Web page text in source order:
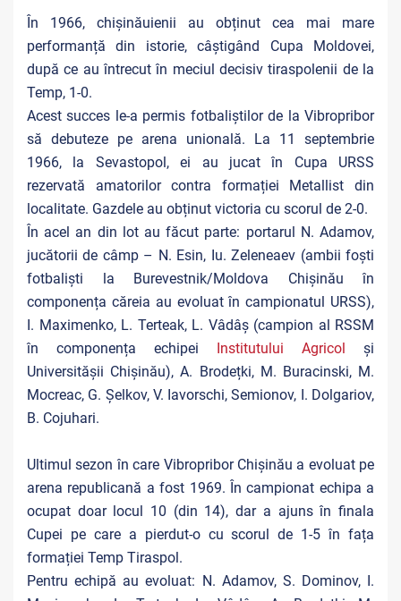
În 1966, chișinăuienii au obținut cea mai mare
performanță din istorie, câștigând Cupa Moldovei,
după ce au întrecut în meciul decisiv tiraspolenii de la
Temp, 1-0.
Acest succes le-a permis fotbaliștilor de la Vibropribor
să debuteze pe arena unională. La 11 septembrie
1966, la Sevastopol, ei au jucat în Cupa URSS
rezervată amatorilor contra formației Metallist din
localitate. Gazdele au obținut victoria cu scorul de 2-0.
În acel an din lot au făcut parte: portarul N. Adamov,
jucătorii de câmp – N. Esin, Iu. Zeleneaev (ambii foști
fotbaliști la Burevestnik/Moldova Chișinău în
componența căreia au evoluat în campionatul URSS),
I. Maximenko, L. Terteak, L. Vâdâș (campion al RSSM
în componența echipei Institutului Agricol și
Universitășii Chișinău), A. Brodețki, M. Buracinski, M.
Mocreac, G. Șelkov, V. Iavorschi, Semionov, I. Dolgariov,
B. Cojuhari.
Ultimul sezon în care Vibropribor Chișinău a evoluat pe
arena republicană a fost 1969. În campionat echipa a
ocupat doar locul 10 (din 14), dar a ajuns în finala
Cupei pe care a pierdut-o cu scorul de 1-5 în fața
formației Temp Tiraspol.
Pentru echipă au evoluat: N. Adamov, S. Dominov, I.